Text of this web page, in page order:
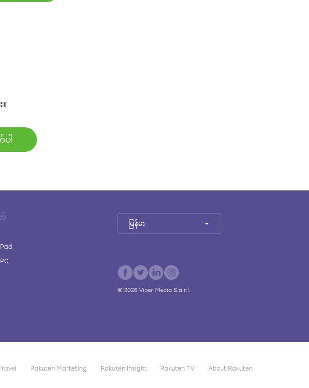
ါ
မြန်မာ
© 2026 Viber Media S.à r.l.
Rakuten Marketing Rakuten Insight Rakuten TV About Rakuten